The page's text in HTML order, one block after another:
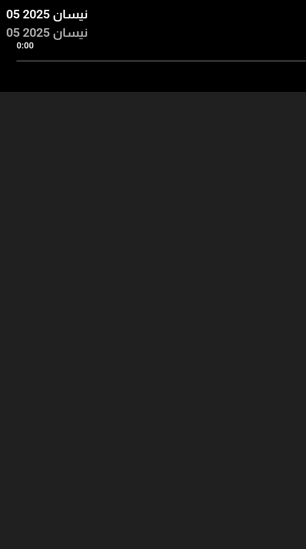
0:00
05 نيسان 2025
05 نيسان 2025